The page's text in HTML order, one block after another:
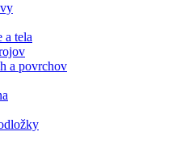
a tela
a povrchov